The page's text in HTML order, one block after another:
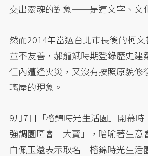
交出靈魂的對象──是連文字、文
然而2014年當選台北市長後的柯
並不友善，郝龍斌時期登錄歷史建
任內遭逢火災，又沒有按照原貌修
璃屋的現象。
9月7日「榕錦時光生活園」開幕時
強調園區會「大賣」，暗喻著生意
白佩玉還表示取名「榕錦時光生活